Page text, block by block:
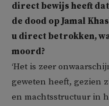
direct bewijs heeft
de dood op Jamal
u direct betrokken,
moord?
‘Het is zeer
geweten heeft, gezien
en machtsstructuur in